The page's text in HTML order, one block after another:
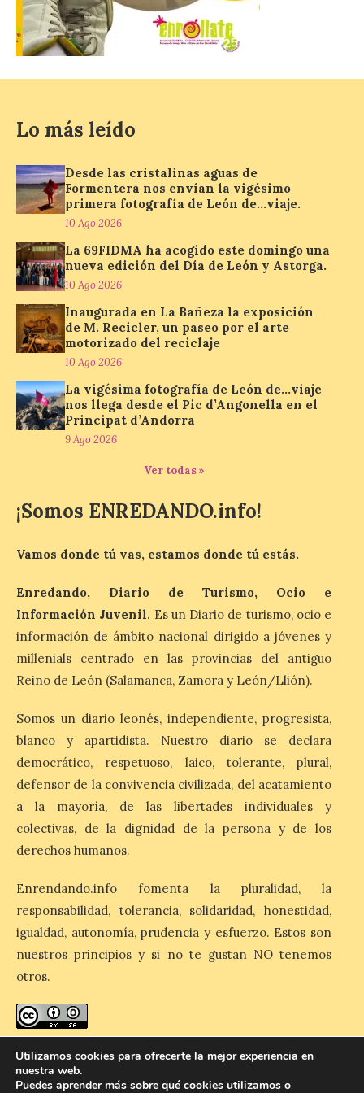
marcan esta exposición […]
fase de Preemergencia en
Plan Estatal General de
Emergencias ante los
asociados al eclipse
10 Ago 2026
El dispositivo se refuerza
días antes del eclipse
solar total del 12 de
agosto, que atravesará
que movilizará a varios millones de
personas para disfrutar de este
acontecimiento histórico. Algunas
comunidades autónomas ya han […]
El Ayuntamiento de
Segovia presenta “Música
concierto único con
10 Ago 2026
La cita, que se celebrará el
enlosado de la Catedral,
de una composición del
músico segoviano Geni Uñón. Turismo de
Segovia lanza el Premio Internacional de
Fotografía del Eclipse “Segovia bajo […]
València prepara un
operativo especial de
limpieza en las playas y el
punto de observación para
el eclipse solar del día 12
10 Ago 2026
coordinado este refuerzo
con el dispositivo de
seguridad, movilidad,
protección civil previsto ante la elevada
afluencia. . El Ayuntamiento de València ha
dispuesto un operativo extraordinario de
limpieza y recogida de residuos con
El Monasterio de Santa
María de Iguácel ofrece
Lo más leído
Desde las cristalinas aguas de
Formentera nos envían la vigésimo
primera fotografía de León de…viaje.
10 Ago 2026
La 69FIDMA ha acogido este domingo una
nueva edición del Día de León y Astorga.
10 Ago 2026
Inaugurada en La Bañeza la exposición
de M. Recicler, un paseo por el arte
motorizado del reciclaje
10 Ago 2026
La vigésima fotografía de León de…viaje
nos llega desde el Pic d’Angonella en el
Principat d’Andorra
9 Ago 2026
Ver todas »
¡Somos ENREDANDO.info!
Vamos donde tú vas, estamos donde tú estás.
Enredando, Diario de Turismo, Ocio e
Información Juvenil. Es un Diario de turismo, ocio e
información de ámbito nacional dirigido a jóvenes y
millenials centrado en las provincias del antiguo
Reino de León (Salamanca, Zamora y León/Llión).
Somos un diario leonés, independiente, progresista,
blanco y apartidista. Nuestro diario se declara
democrático, respetuoso, laico, tolerante, plural,
defensor de la convivencia civilizada, del acatamiento
a la mayoría, de las libertades individuales y
colectivas, de la dignidad de la persona y de los
derechos humanos.
Enrendando.info fomenta la pluralidad, la
responsabilidad, tolerancia, solidaridad, honestidad,
igualdad, autonomía, prudencia y esfuerzo. Estos son
nuestros principios y si no te gustan NO tenemos
otros.
Reconocimiento-CompartirIgual 4.0 Internacional
Utilizamos cookies para ofrecerte la mejor experiencia en
nuestra web.
Puedes aprender más sobre qué cookies utilizamos o